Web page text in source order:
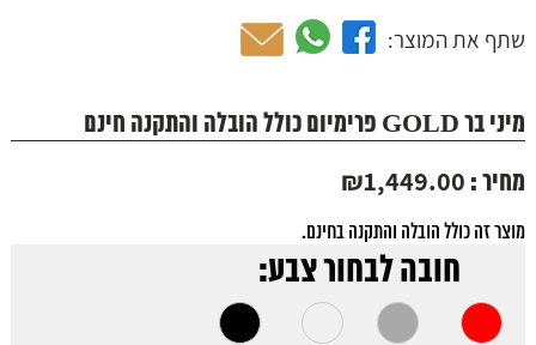
שתף את המוצר:
מיני בר GOLD פרימיום כולל הובלה והתקנה חינם
מחיר :
₪1,449.00
מוצר זה כולל הובלה והתקנה בחינם.
חובה לבחור צבע: